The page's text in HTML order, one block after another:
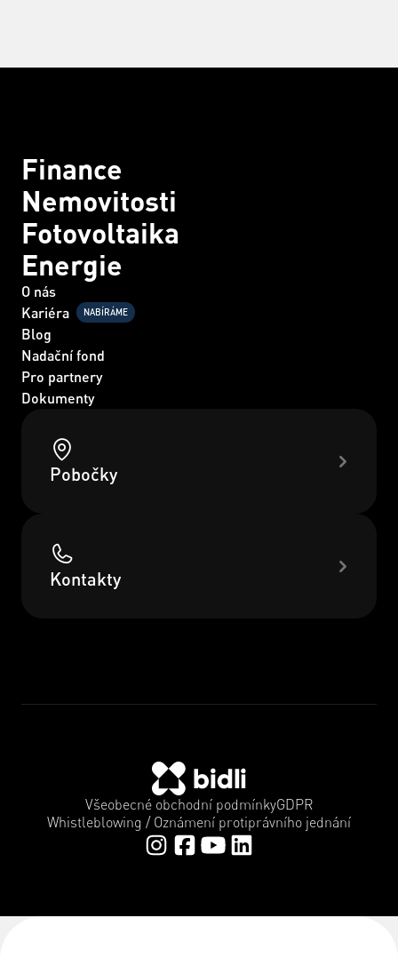
Finance
Nemovitosti
Fotovoltaika
Energie
O nás
Kariéra
NABÍRÁME
Blog
Nadační fond
Pro partnery
Dokumenty
Pobočky
Kontakty
Všeobecné obchodní podmínkyGDPR
Whistleblowing / Oznámení protiprávního jednání